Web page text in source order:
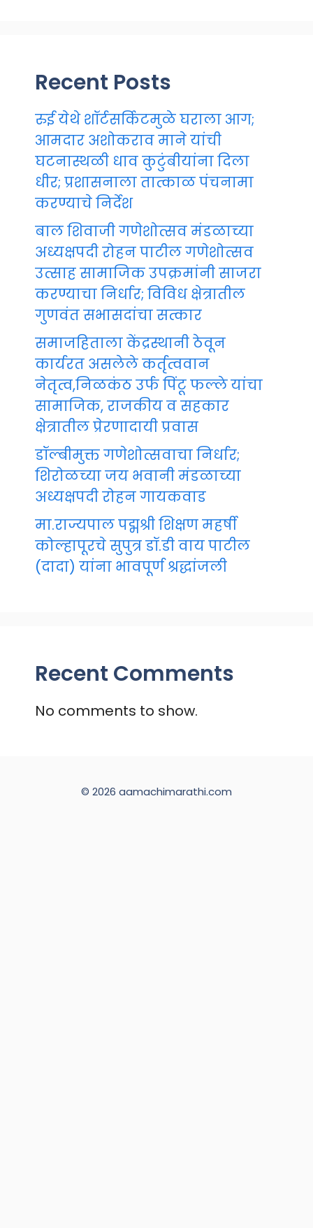
Recent Posts
रुई येथे शॉर्टसर्किटमुळे घराला आग;
आमदार अशोकराव माने यांची
घटनास्थळी धाव कुटुंबीयांना दिला
धीर; प्रशासनाला तात्काळ पंचनामा
करण्याचे निर्देश
बाल शिवाजी गणेशोत्सव मंडळाच्या
अध्यक्षपदी रोहन पाटील गणेशोत्सव
उत्साह सामाजिक उपक्रमांनी साजरा
करण्याचा निर्धार; विविध क्षेत्रातील
गुणवंत सभासदांचा सत्कार
समाजहिताला केंद्रस्थानी ठेवून
कार्यरत असलेले कर्तृत्ववान
नेतृत्व,निळकंठ उर्फ पिंटू फल्ले यांचा
सामाजिक, राजकीय व सहकार
क्षेत्रातील प्रेरणादायी प्रवास
डॉल्बीमुक्त गणेशोत्सवाचा निर्धार;
शिरोळच्या जय भवानी मंडळाच्या
अध्यक्षपदी रोहन गायकवाड
मा.राज्यपाल पद्मश्री शिक्षण महर्षी
कोल्हापूरचे सुपुत्र डॉ.डी वाय पाटील
(दादा) यांना भावपूर्ण श्रद्धांजली
Recent Comments
No comments to show.
© 2026 aamachimarathi.com